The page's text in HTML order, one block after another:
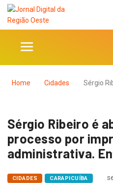
Home Cidades Sérgio
Sérgio Ribeiro é
processo por
administrativa.
CIDADES CARAPICUÍBA